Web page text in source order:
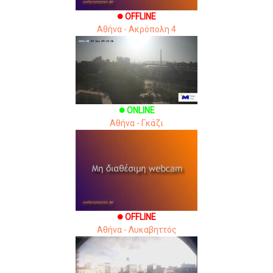
brightness_1 OFFLINE
Αθήνα - Ακρόπολη 4
brightness_1 ONLINE
Αθήνα - Γκάζι
brightness_1 OFFLINE
Αθήνα - Λυκαβηττός